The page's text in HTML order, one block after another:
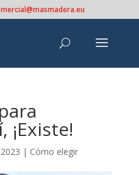
¡Existe!
| Cómo elegir